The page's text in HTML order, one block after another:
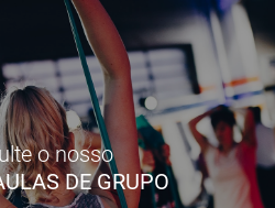
o nosso
DE GRUPO